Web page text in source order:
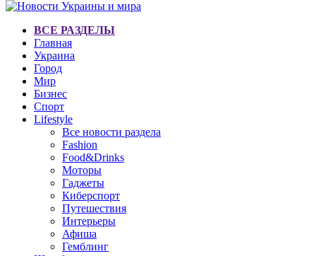
ВСЕ РАЗДЕЛЫ
Главная
Украина
Город
Мир
Бизнес
Спорт
Lifestyle
Все новости раздела
Fashion
Food&Drinks
Моторы
Гаджеты
Киберспорт
Путешествия
Интерьеры
Афиша
Гемблинг